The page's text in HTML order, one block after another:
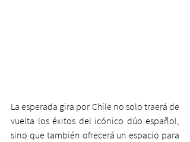
La esperada gira por Chile no solo traerá de
vuelta los éxitos del icónico dúo español,
sino que también ofrecerá un espacio para